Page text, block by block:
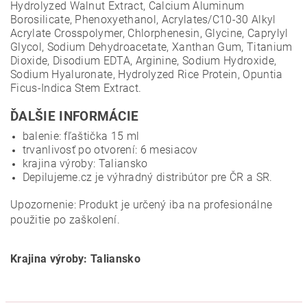
Hydrolyzed Walnut Extract, Calcium Aluminum
Borosilicate, Phenoxyethanol, Acrylates/C10-30 Alkyl
Acrylate Crosspolymer, Chlorphenesin, Glycine, Caprylyl
Glycol, Sodium Dehydroacetate, Xanthan Gum, Titanium
Dioxide, Disodium EDTA, Arginine, Sodium Hydroxide,
Sodium Hyaluronate, Hydrolyzed Rice Protein, Opuntia
Ficus-Indica Stem Extract.
ĎALŠIE INFORMÁCIE
balenie: fľaštička 15 ml
trvanlivosť po otvorení: 6 mesiacov
krajina výroby: Taliansko
Depilujeme.cz je výhradný distribútor pre ČR a SR.
Upozornenie: Produkt je určený iba na profesionálne
použitie po zaškolení.
Krajina výroby: Taliansko